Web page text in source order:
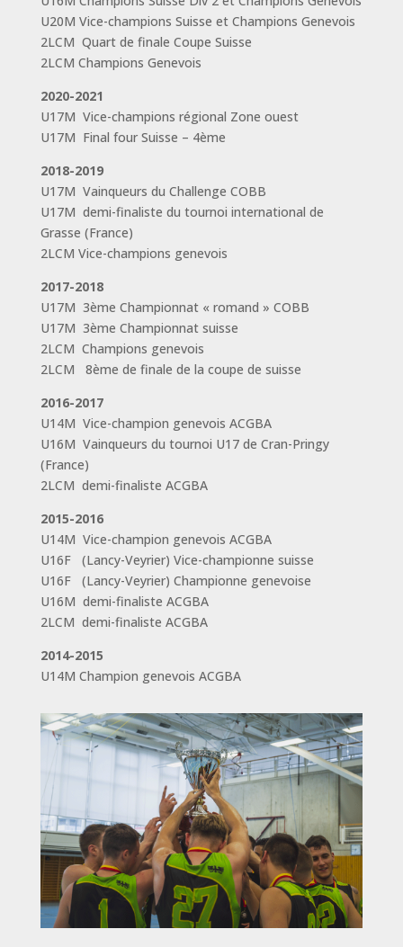
U20M Vice-champions Suisse et Champions Genevois
2LCM Quart de finale Coupe Suisse
2LCM Champions Genevois
2020-2021
U17M Vice-champions régional Zone ouest
U17M Final four Suisse – 4ème
2018-2019
U17M Vainqueurs du Challenge COBB
U17M demi-finaliste du tournoi international de
Grasse (France)
2LCM Vice-champions genevois
2017-2018
U17M 3ème Championnat « romand » COBB
U17M 3ème Championnat suisse
2LCM Champions genevois
2LCM 8ème de finale de la coupe de suisse
2016-2017
U14M Vice-champion genevois ACGBA
U16M Vainqueurs du tournoi U17 de Cran-Pringy
(France)
2LCM demi-finaliste ACGBA
2015-2016
U14M Vice-champion genevois ACGBA
U16F (Lancy-Veyrier) Vice-championne suisse
U16F (Lancy-Veyrier) Championne genevoise
U16M demi-finaliste ACGBA
2LCM demi-finaliste ACGBA
2014-2015
U14M Champion genevois ACGBA